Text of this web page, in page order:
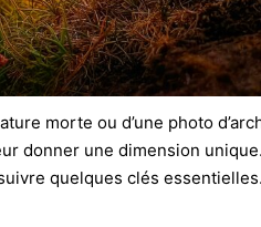
morte ou d’une photo
donner une dimension
quelques clés essentielles.